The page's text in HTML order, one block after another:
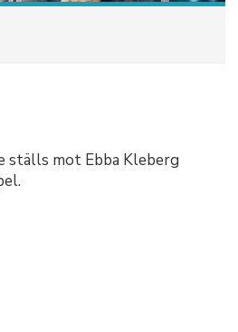
ställs mot Ebba Kleberg